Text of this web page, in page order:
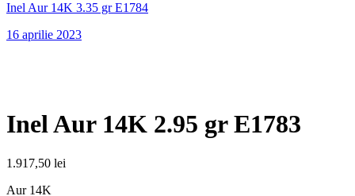
Inel Aur 14K 3.35 gr E1784
16 aprilie 2023
Inel Aur 14K 2.95 gr E1783
1.917,50 lei
Aur 14K